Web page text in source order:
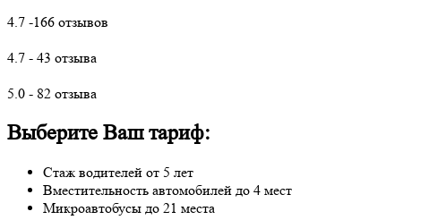
4.7 -166 отзывов
4.7 - 43 отзыва
5.0 - 82 отзыва
Выберите Ваш тариф:
Стаж водителей от 5 лет
Вместительность автомобилей до 4 мест
Микроавтобусы до 21 места